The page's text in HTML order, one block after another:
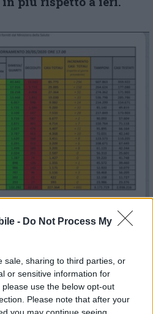
- Do Not Process My
sale, sharing to third parties, or
or sensitive information for
use the below opt-out
Please note that after your
you may continue seeing
home